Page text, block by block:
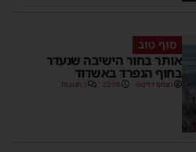
סוף טוב
אותר בחור הישיבה שנעדר
בחוף הנפרד באשדוד
מנחם דויטש 22:08 3 תגובות